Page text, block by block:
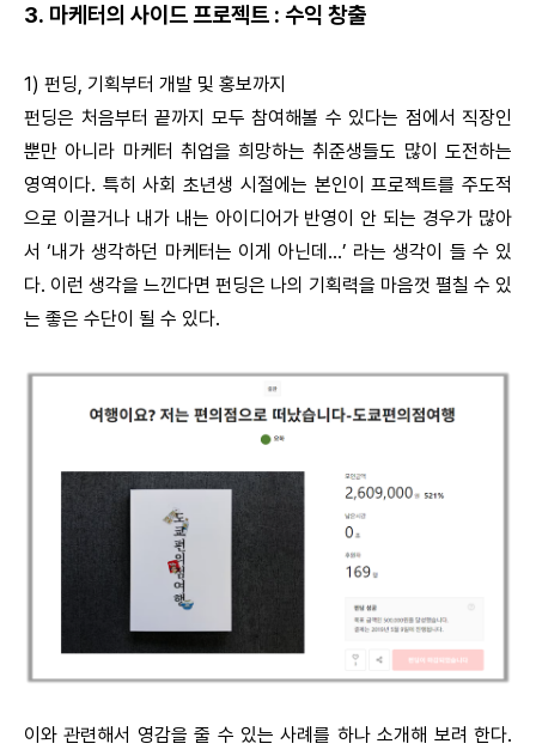
3. 마케터의 사이드 프로젝트 : 수익 창출
1) 펀딩, 기획부터 개발 및 홍보까지
펀딩은 처음부터 끝까지 모두 참여해볼 수 있다는 점에서 직장인
뿐만 아니라 마케터 취업을 희망하는 취준생들도 많이 도전하는
영역이다. 특히 사회 초년생 시절에는 본인이 프로젝트를 주도적
으로 이끌거나 내가 내는 아이디어가 반영이 안 되는 경우가 많아
서 ‘내가 생각하던 마케터는 이게 아닌데...’ 라는 생각이 들 수 있
다. 이런 생각을 느낀다면 펀딩은 나의 기획력을 마음껏 펼칠 수 있
는 좋은 수단이 될 수 있다.
이와 관련해서 영감을 줄 수 있는 사례를 하나 소개해 보려 한다.